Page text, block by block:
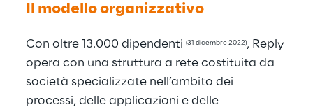
Il modello organizzativo
Con oltre 13.000 dipendenti(31 dicembre 2022), Reply
opera con una struttura a rete costituita da
società specializzate nell’ambito dei
processi, delle applicazioni e delle